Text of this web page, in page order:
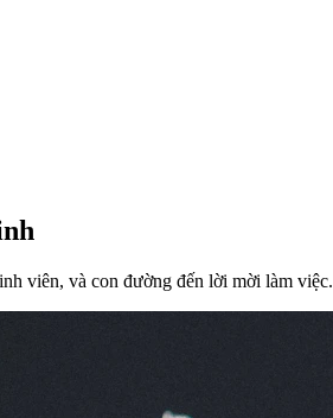
viên, và con đường đến lời mời làm việc.